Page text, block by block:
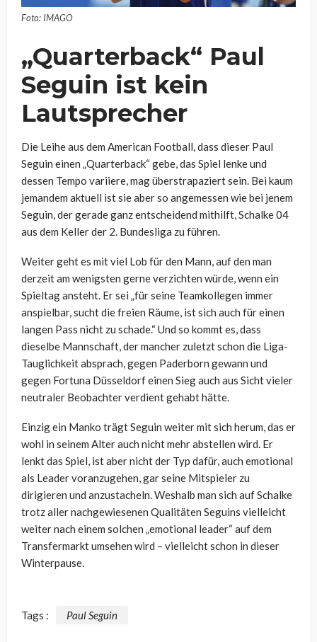
Foto: IMAGO
„Quarterback“ Paul
Seguin ist kein
Lautsprecher
Die Leihe aus dem American Football, dass dieser Paul
Seguin einen „Quarterback“ gebe, das Spiel lenke und
dessen Tempo variiere, mag überstrapaziert sein. Bei kaum
jemandem aktuell ist sie aber so angemessen wie bei jenem
Seguin, der gerade ganz entscheidend mithilft, Schalke 04
aus dem Keller der 2. Bundesliga zu führen.
Weiter geht es mit viel Lob für den Mann, auf den man
derzeit am wenigsten gerne verzichten würde, wenn ein
Spieltag ansteht. Er sei „für seine Teamkollegen immer
anspielbar, sucht die freien Räume, ist sich auch für einen
langen Pass nicht zu schade.“ Und so kommt es, dass
dieselbe Mannschaft, der mancher zuletzt schon die Liga-
Tauglichkeit absprach, gegen Paderborn gewann und
gegen Fortuna Düsseldorf einen Sieg auch aus Sicht vieler
neutraler Beobachter verdient gehabt hätte.
Einzig ein Manko trägt Seguin weiter mit sich herum, das er
wohl in seinem Alter auch nicht mehr abstellen wird. Er
lenkt das Spiel, ist aber nicht der Typ dafür, auch emotional
als Leader voranzugehen, gar seine Mitspieler zu
dirigieren und anzustacheln. Weshalb man sich auf Schalke
trotz aller nachgewiesenen Qualitäten Seguins vielleicht
weiter nach einem solchen „emotional leader“ auf dem
Transfermarkt umsehen wird – vielleicht schon in dieser
Winterpause.
Tags : Paul Seguin